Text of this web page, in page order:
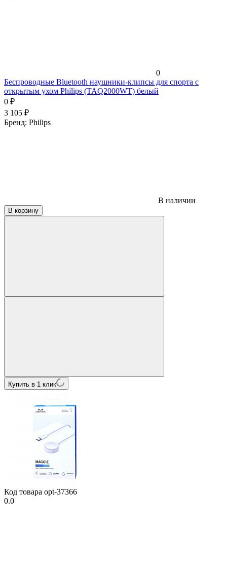
0
Беспроводные Bluetooth наушники-клипсы для спорта с
открытым ухом Philips (TAQ2000WT) белый
0 ₽
3 105 ₽
Бренд: Philips
В наличии
В корзину
Купить в 1 клик
Код товара opt-37366
0.0